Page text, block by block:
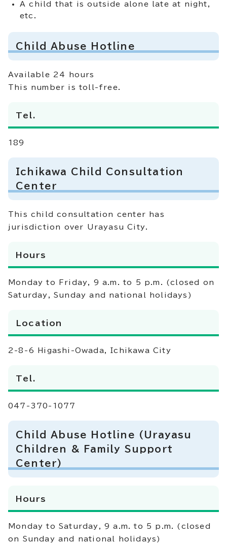
A child that is outside alone late at night,
etc.
Child Abuse Hotline
Available 24 hours
This number is toll-free.
Tel.
189
Ichikawa Child Consultation
Center
This child consultation center has
jurisdiction over Urayasu City.
Hours
Monday to Friday, 9 a.m. to 5 p.m. (closed on
Saturday, Sunday and national holidays)
Location
2-8-6 Higashi-Owada, Ichikawa City
Tel.
047-370-1077
Child Abuse Hotline (Urayasu
Children & Family Support
Center)
Hours
Monday to Saturday, 9 a.m. to 5 p.m. (closed
on Sunday and national holidays)